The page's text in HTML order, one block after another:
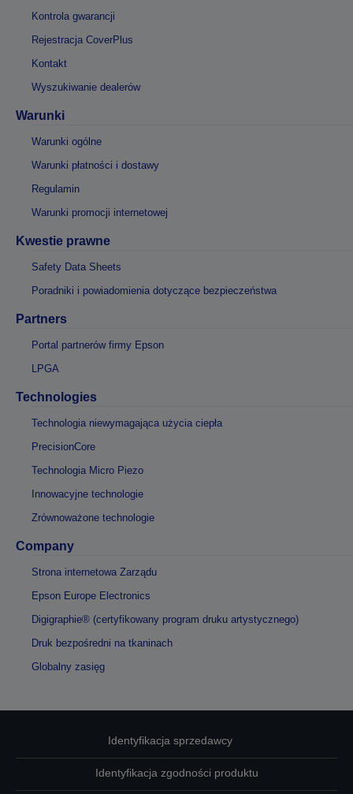
Kontrola gwarancji
Rejestracja CoverPlus
Kontakt
Wyszukiwanie dealerów
Warunki
Warunki ogólne
Warunki płatności i dostawy
Regulamin
Warunki promocji internetowej
Kwestie prawne
Safety Data Sheets
Poradniki i powiadomienia dotyczące bezpieczeństwa
Partners
Portal partnerów firmy Epson
LPGA
Technologies
Technologia niewymagająca użycia ciepła
PrecisionCore
Technologia Micro Piezo
Innowacyjne technologie
Zrównoważone technologie
Company
Strona internetowa Zarządu
Epson Europe Electronics
Digigraphie® (certyfikowany program druku artystycznego)
Druk bezpośredni na tkaninach
Globalny zasięg
Identyfikacja sprzedawcy
Identyfikacja zgodności produktu